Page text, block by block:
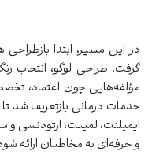
در این مسیر، ابتدا
گرفت. طراحی لوگو، انتخاب
مؤلفه‌هایی چون اعتماد،
خدمات درمانی بازتعریف شد
ایمپلنت، لمینت، ارتودنسی و
و حرفه‌ای به مخاطبان ارائه